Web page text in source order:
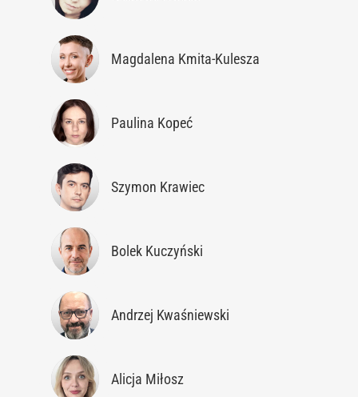
Magdalena Kmita-Kulesza
Paulina Kopeć
Szymon Krawiec
Bolek Kuczyński
Andrzej Kwaśniewski
Alicja Miłosz